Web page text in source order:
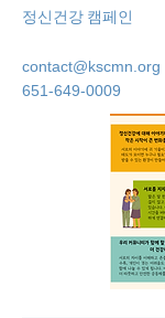
정신건강 캠페인
contact@kscmn.org
651-649-0009